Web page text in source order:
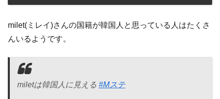
milet(ミレイ)さんの国籍が韓国人と思っている人はたくさ
んいるようです。
miletは韓国人に見える #Mステ